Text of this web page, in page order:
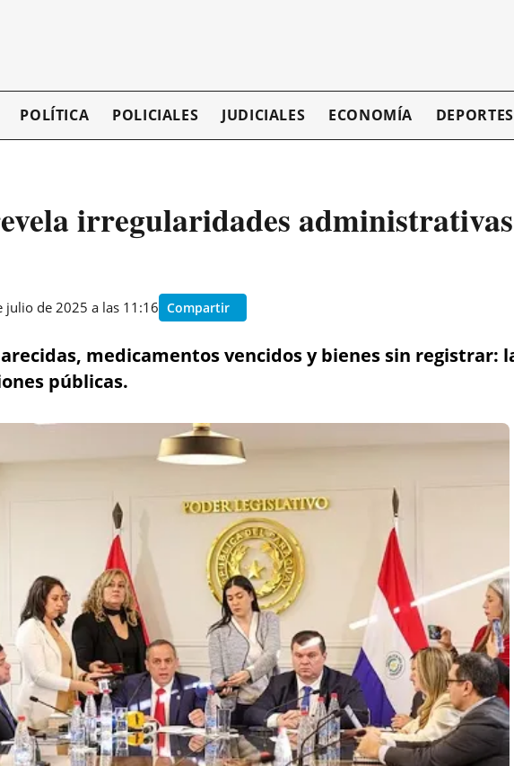
POLÍTICA POLICIALES JUDICIALES ECONOMÍA DEPORTES
irregularidades
julio de 2025 a las 11:16 Compartir
medicamentos vencidos y bienes sin registrar:
públicas.